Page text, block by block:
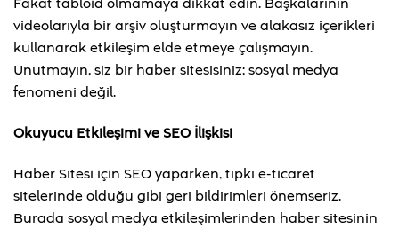
videolarıyla bir arşiv oluşturmayın ve alakasız içerikleri
kullanarak etkileşim elde etmeye çalışmayın.
Unutmayın, siz bir haber sitesisiniz; sosyal medya
fenomeni değil.
Okuyucu Etkileşimi ve SEO İlişkisi
Haber Sitesi için SEO yaparken, tıpkı e-ticaret
sitelerinde olduğu gibi geri bildirimleri önemseriz.
Burada sosyal medya etkileşimlerinden haber sitesinin